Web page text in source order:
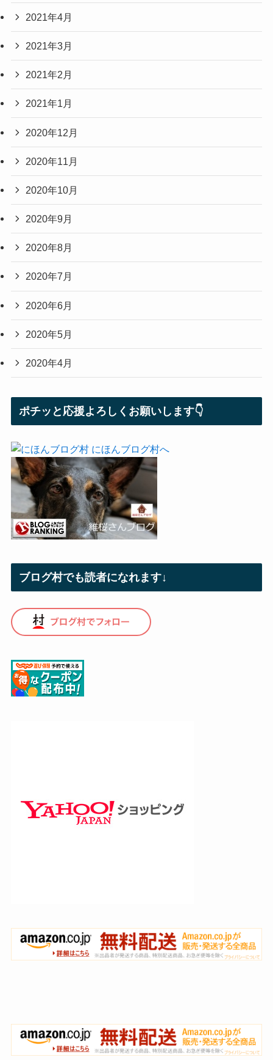
2021年4月
2021年3月
2021年2月
2021年1月
2020年12月
2020年11月
2020年10月
2020年9月
2020年8月
2020年7月
2020年6月
2020年5月
2020年4月
ポチッと応援よろしくお願いします👇
ブログ村でも読者になれます↓